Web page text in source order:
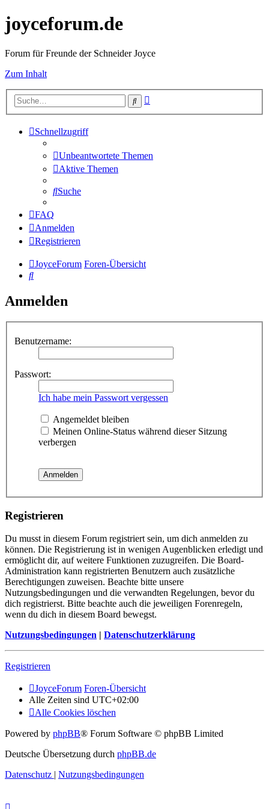
joyceforum.de
Forum für Freunde der Schneider Joyce
Zum Inhalt
Suche
Schnellzugriff
Unbeantwortete Themen
Aktive Themen
Suche
FAQ
Anmelden
Registrieren
JoyceForum Foren-Übersicht
Suche
Anmelden
Benutzername:
Passwort:
Ich habe mein Passwort vergessen
Angemeldet bleiben
Meinen Online-Status während dieser Sitzung
verbergen
Registrieren
Du musst in diesem Forum registriert sein, um dich anmelden zu
können. Die Registrierung ist in wenigen Augenblicken erledigt und
ermöglicht dir, auf weitere Funktionen zuzugreifen. Die Board-
Administration kann registrierten Benutzern auch zusätzliche
Berechtigungen zuweisen. Beachte bitte unsere
Nutzungsbedingungen und die verwandten Regelungen, bevor du
dich registrierst. Bitte beachte auch die jeweiligen Forenregeln,
wenn du dich in diesem Board bewegst.
Nutzungsbedingungen | Datenschutzerklärung
Registrieren
JoyceForum Foren-Übersicht
Alle Zeiten sind UTC+02:00
Alle Cookies löschen
Powered by phpBB® Forum Software © phpBB Limited
Deutsche Übersetzung durch phpBB.de
Datenschutz | Nutzungsbedingungen